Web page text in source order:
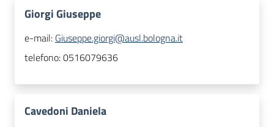
Giorgi Giuseppe
e-mail: Giuseppe.giorgi@ausl.bologna.it
telefono:0516079636
Cavedoni Daniela